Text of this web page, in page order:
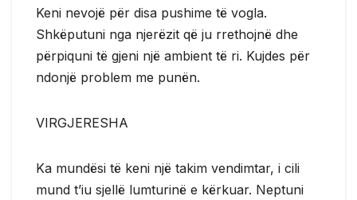
Keni nevojë për disa pushime të vogla.
Shkëputuni nga njerëzit që ju rrethojnë dhe
përpiquni të gjeni një ambient të ri. Kujdes për
ndonjë problem me punën.
VIRGJERESHA
Ka mundësi të keni një takim vendimtar, i cili
mund t’iu sjellë lumturinë e kërkuar. Neptuni